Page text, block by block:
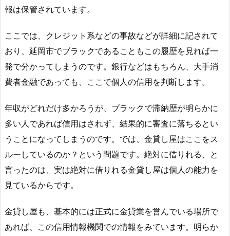
報は保管されています。
ここでは、クレジット系などの事故などが詳細に記されて
おり、延岡市でブラックであることもこの履歴を見れば一
発で分かってしまうのです。銀行などはもちろん、大手消
費者金融であっても、ここで個人の信用を判断します。
年収がどれだけ多かろうが、ブラックで滞納歴が明らかに
多い人であれば信用はされず、結果的に審査に落ちるとい
うことになってしまうのです。では、金貸し屋はここをス
ルーしているのか？という問題です。絶対に借りれる、と
言ったのは、実は絶対に借りれる金貸し屋は個人の能力を
見ているからです。
金貸し屋も、基本的には正式に金貸業を営んでいる場所で
あれば、この信用情報機関での情報をみています。明らか